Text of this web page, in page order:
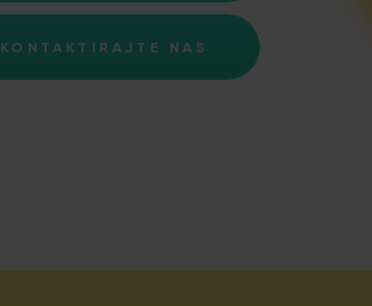
KONTAKTIRAJTE NAS